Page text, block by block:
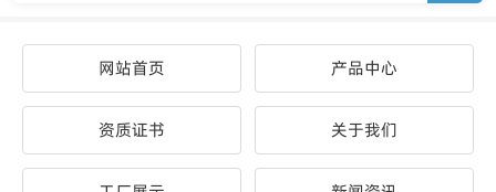
网站首页 产品中心
资质证书 关于我们